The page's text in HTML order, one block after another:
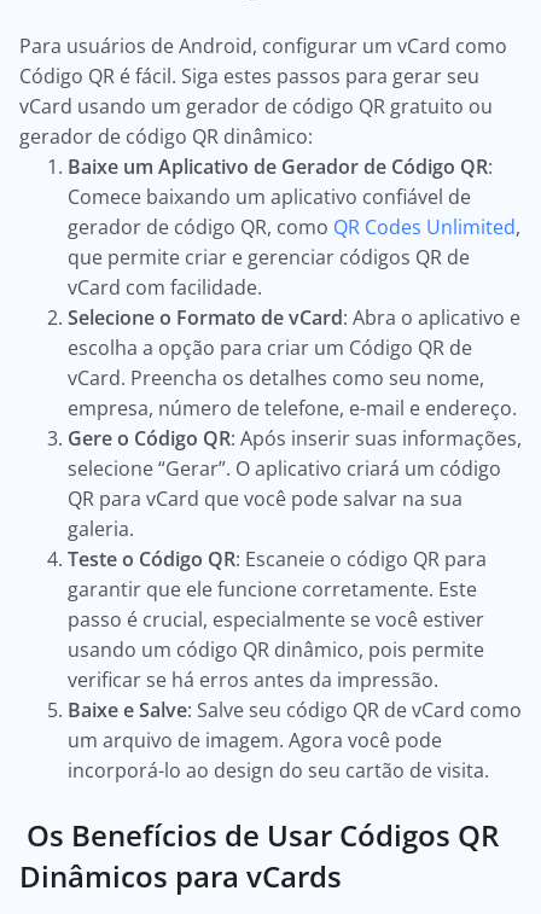
Para usuários de Android, configurar um vCard como
Código QR é fácil. Siga estes passos para gerar seu
vCard usando um gerador de código QR gratuito ou
gerador de código QR dinâmico:
Baixe um Aplicativo de Gerador de Código QR:
Comece baixando um aplicativo confiável de
gerador de código QR, como QR Codes Unlimited,
que permite criar e gerenciar códigos QR de
vCard com facilidade.
Selecione o Formato de vCard: Abra o aplicativo e
escolha a opção para criar um Código QR de
vCard. Preencha os detalhes como seu nome,
empresa, número de telefone, e-mail e endereço.
Gere o Código QR: Após inserir suas informações,
selecione “Gerar”. O aplicativo criará um código
QR para vCard que você pode salvar na sua
galeria.
Teste o Código QR: Escaneie o código QR para
garantir que ele funcione corretamente. Este
passo é crucial, especialmente se você estiver
usando um código QR dinâmico, pois permite
verificar se há erros antes da impressão.
Baixe e Salve: Salve seu código QR de vCard como
um arquivo de imagem. Agora você pode
incorporá-lo ao design do seu cartão de visita.
Os Benefícios de Usar Códigos QR
Dinâmicos para vCards